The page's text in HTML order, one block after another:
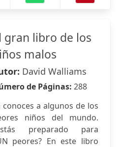
gran libro de los
malos
David Walliams
de Páginas: 288
conoces a algunos de los
niños del mundo.
preparado para
peores? En este libro